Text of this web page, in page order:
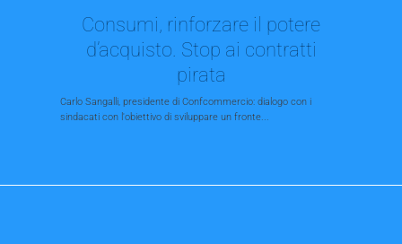
Consumi, rinforzare il potere
d’acquisto. Stop ai contratti
pirata
Carlo Sangalli, presidente di Confcommercio: dialogo con i
sindacati con l'obiettivo di sviluppare un fronte...